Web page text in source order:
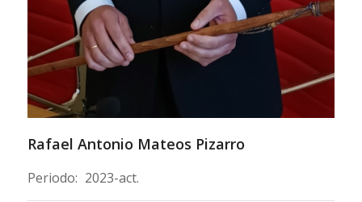
Rafael Antonio Mateos Pizarro
Periodo: 2023-act.